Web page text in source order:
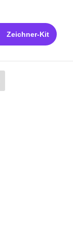
Zeichner-Kit